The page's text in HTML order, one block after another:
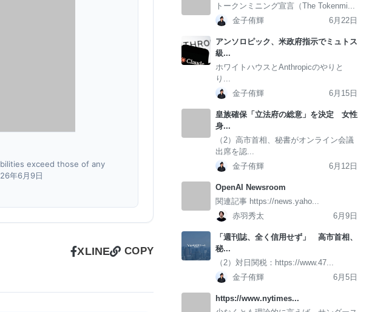
exceed those of any
年6月9日
XLINE COPY
トークンミニング宣言（The Tokenmi...
金子侑輝
6月22日
アンソロピック、米政府指示でミュトス
級...
ホワイトハウスとAnthropicのやりと
り...
金子侑輝
6月15日
皇族確保「立法府の総意」を決定 女性
身...
（2）高市首相、秘書がオンライン会議
出席を認...
金子侑輝
6月12日
OpenAI Newsroom
関連記事 https://news.yaho...
赤羽秀太
6月9日
「週刊誌、全く信用せず」 高市首相、
秘...
（2）対日関税：https://www.47...
金子侑輝
6月5日
https://www.nytimes...